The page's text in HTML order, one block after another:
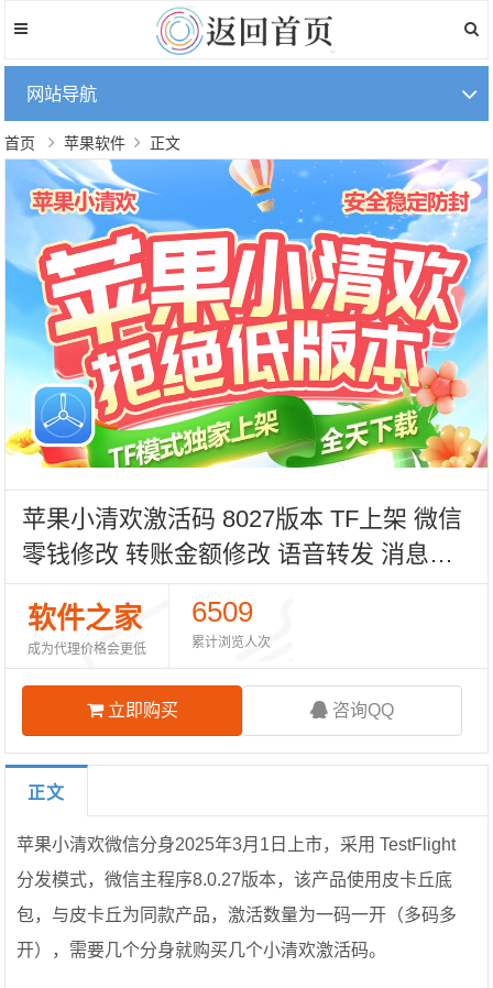
网站导航
首页 苹果软件 正文
苹果小清欢激活码 8027版本 TF上架 微信
零钱修改 转账金额修改 语音转发 消息防
撤回 朋友圈一键转发 虚拟定位 自动抢红
包 运动步数修改
软件之家
成为代理价格会更低
6509
累计浏览人次
立即购买 咨询QQ
正文
苹果小清欢微信分身2025年3月1日上市，采用 TestFlight
分发模式，微信主程序8.0.27版本，该产品使用皮卡丘底
包，与皮卡丘为同款产品，激活数量为一码一开（多码多
开），需要几个分身就购买几个小清欢激活码。